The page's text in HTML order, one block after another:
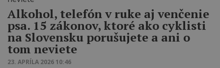
Alkohol, telefón v ruke aj venčenie
psa. 15 zákonov, ktoré ako cyklisti
na Slovensku porušujete a ani o
tom neviete
23. APRÍLA 2026 10:46